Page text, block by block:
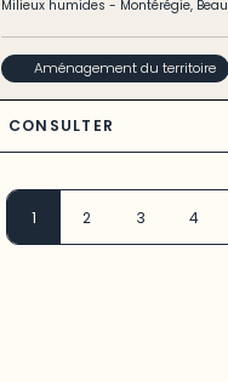
Milieux humides - Montérégie,
Aménagement du territoire
CONSULTER
1 2 3 4